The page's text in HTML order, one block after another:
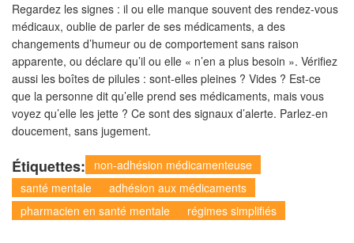
Regardez les signes : il ou elle manque souvent des rendez-vous
médicaux, oublie de parler de ses médicaments, a des
changements d’humeur ou de comportement sans raison
apparente, ou déclare qu’il ou elle « n’en a plus besoin ». Vérifiez
aussi les boîtes de pilules : sont-elles pleines ? Vides ? Est-ce
que la personne dit qu’elle prend ses médicaments, mais vous
voyez qu’elle les jette ? Ce sont des signaux d’alerte. Parlez-en
doucement, sans jugement.
Étiquettes:
non-adhésion médicamenteuse
santé mentale
adhésion aux médicaments
pharmacien en santé mentale
régimes simplifiés